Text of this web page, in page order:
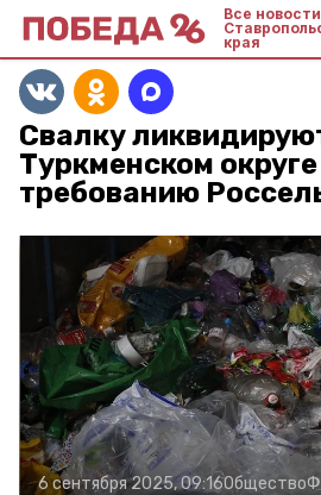
Все новости
края
Свалку
Туркменском
требованию
6 сентября 2025, 09:16Общество